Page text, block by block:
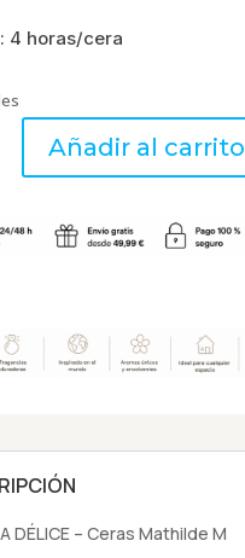
4 horas/cera
Añadir al carrito
DÉLICE – Ceras Mathilde M